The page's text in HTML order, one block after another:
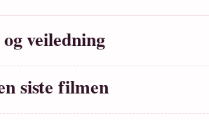
veiledning
siste filmen